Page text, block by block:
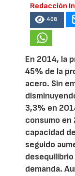
Redacción
408
En 2014, la
45% de la
acero. Sin
3,3% en
consumo
capacidad
seguido
demanda.